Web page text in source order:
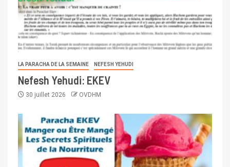
LA PARACHA DE LA SEMAINE NEFESH YEHUDI
Nefesh Yehudi: EKEV
30 juillet 2026 OVDHM